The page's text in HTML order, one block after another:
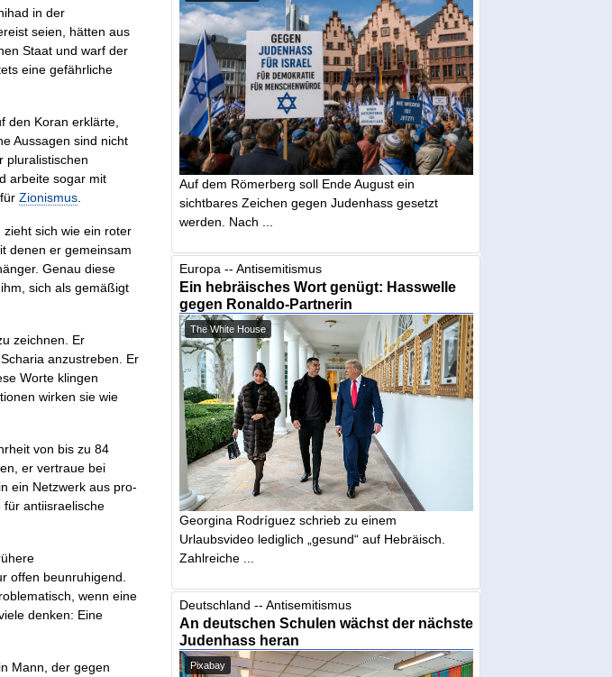
in der
seien, hätten aus
Staat und warf der
eine gefährliche
den Koran erklärte,
Aussagen sind nicht
pluralistischen
arbeite sogar mit
fürZionismus.
sich wie ein roter
denen er gemeinsam
Genau diese
sich als gemäßigt
zeichnen. Er
anzustreben. Er
Worte klingen
wirken sie wie
von bis zu 84
er vertraue bei
ein Netzwerk aus pro-
für antiisraelische
offen beunruhigend.
wenn eine
denken: Eine
Mann, der gegen
Auf dem Römerberg soll Ende August ein
sichtbares Zeichen gegen Judenhass gesetzt
werden. Nach ...
Europa -- Antisemitismus
Ein hebräisches Wort genügt: Hasswelle
gegen Ronaldo-Partnerin
The White House
Georgina Rodríguez schrieb zu einem
Urlaubsvideo lediglich „gesund“ auf Hebräisch.
Zahlreiche ...
Deutschland -- Antisemitismus
An deutschen Schulen wächst der nächste
Judenhass heran
Pixabay